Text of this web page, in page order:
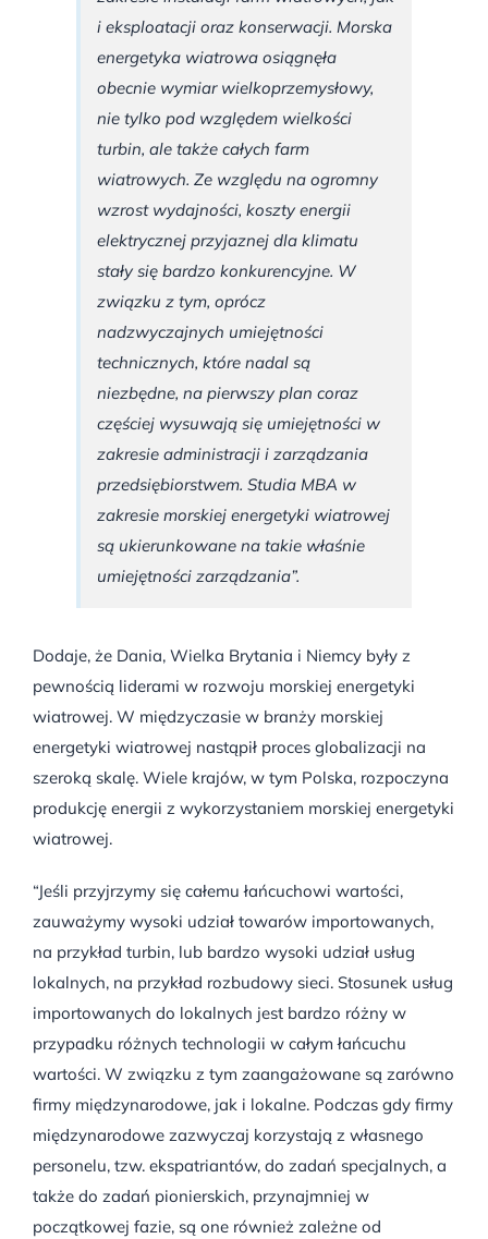
i eksploatacji oraz konserwacji. Morska
energetyka wiatrowa osiągnęła
obecnie wymiar wielkoprzemysłowy,
nie tylko pod względem wielkości
turbin, ale także całych farm
wiatrowych. Ze względu na ogromny
wzrost wydajności, koszty energii
elektrycznej przyjaznej dla klimatu
stały się bardzo konkurencyjne. W
związku z tym, oprócz
nadzwyczajnych umiejętności
technicznych, które nadal są
niezbędne, na pierwszy plan coraz
częściej wysuwają się umiejętności w
zakresie administracji i zarządzania
przedsiębiorstwem. Studia MBA w
zakresie morskiej energetyki wiatrowej
są ukierunkowane na takie właśnie
umiejętności zarządzania”.
Dodaje, że Dania, Wielka Brytania i Niemcy były z
pewnością liderami w rozwoju morskiej energetyki
wiatrowej. W międzyczasie w branży morskiej
energetyki wiatrowej nastąpił proces globalizacji na
szeroką skalę. Wiele krajów, w tym Polska, rozpoczyna
produkcję energii z wykorzystaniem morskiej energetyki
wiatrowej.
“Jeśli przyjrzymy się całemu łańcuchowi wartości,
zauważymy wysoki udział towarów importowanych,
na przykład turbin, lub bardzo wysoki udział usług
lokalnych, na przykład rozbudowy sieci. Stosunek usług
importowanych do lokalnych jest bardzo różny w
przypadku różnych technologii w całym łańcuchu
wartości. W związku z tym zaangażowane są zarówno
firmy międzynarodowe, jak i lokalne. Podczas gdy firmy
międzynarodowe zazwyczaj korzystają z własnego
personelu, tzw. ekspatriantów, do zadań specjalnych, a
także do zadań pionierskich, przynajmniej w
początkowej fazie, są one również zależne od